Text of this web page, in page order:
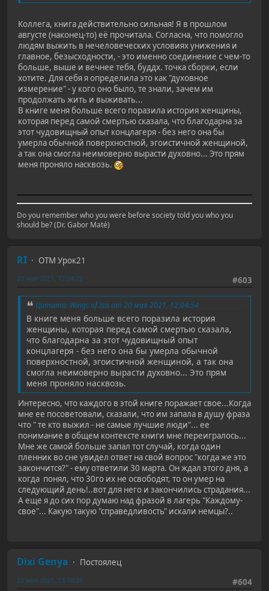
Коллега, книга действительно сильная! Я в прошлом
августе (наконец-то) её прочитала. Согласна, что помогло
людям выжить в нечеловеческих условиях унижения и
главное, безысходности, - это именно соединение с чем-то
больше, выше и вечнее тебя, буддх. точка сборки, если
хотите. Для себя я определила это как "духовное
измерение" - у кого оно было, те знали, зачем им
продолжать жить и выживать...
В книге меня больше всего поразила история женщины,
которая перед самой смертью сказала, что благодарна за
этот чудовищный опыт концлагеря - без него она бы
умерла обычной поверхностной, эгоистичной женщиной,
а так она смогла неимоверно вырасти духовно... Это прям
меня проняло насквозь.
Do you remember who you were before society told you who you
should be? (Dr. Gabor Maté)
RI
ОТМ Урок21
#603
20 мая 2021, 12:24:29
Цитата: Wings of Isis от 20 мая 2021, 12:04:54
В книге меня больше всего поразила история
женщины, которая перед самой смертью сказала,
что благодарна за этот чудовищный опыт
концлагеря - без него она бы умерла обычной
поверхностной, эгоистичной женщиной, а так она
смогла неимоверно вырасти духовно... Это прям
меня проняло насквозь.
Интересно, что каждого в этой книге поражает свое...Когда
мне ее посоветовали, сказали, что им запала в душу фраза
что " те кто выжил - не самые лучшие люди"... ее
понимание в общем контексте книги мне переигралось...
Мне же самой больше запал тот случай, когда один
пленник во сне увидел ответ на свой вопрос "когда же это
закончится?" - ему ответили 30 марта. Он ждал этого дня, а
когда понял, что 30го их не освободят, то он умер на
следующий день!..вот для него и закончились страдания...
А еще я до сих пор думаю над фразой в лагерь "Каждому-
свое"... Какую такую "справедливость" искали немцы?..
Dixi Genya
Постоялец
#604
22 мая 2021, 13:10:35